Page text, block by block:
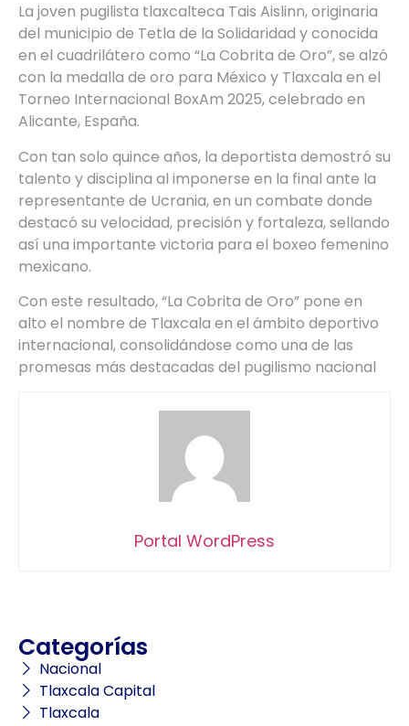
La joven pugilista tlaxcalteca Tais Aislinn, originaria
del municipio de Tetla de la Solidaridad y conocida
en el cuadrilátero como “La Cobrita de Oro”, se alzó
con la medalla de oro para México y Tlaxcala en el
Torneo Internacional BoxAm 2025, celebrado en
Alicante, España.
Con tan solo quince años, la deportista demostró su
talento y disciplina al imponerse en la final ante la
representante de Ucrania, en un combate donde
destacó su velocidad, precisión y fortaleza, sellando
así una importante victoria para el boxeo femenino
mexicano.
Con este resultado, “La Cobrita de Oro” pone en
alto el nombre de Tlaxcala en el ámbito deportivo
internacional, consolidándose como una de las
promesas más destacadas del pugilismo nacional
Portal WordPress
Categorías
Nacional
Tlaxcala Capital
Tlaxcala